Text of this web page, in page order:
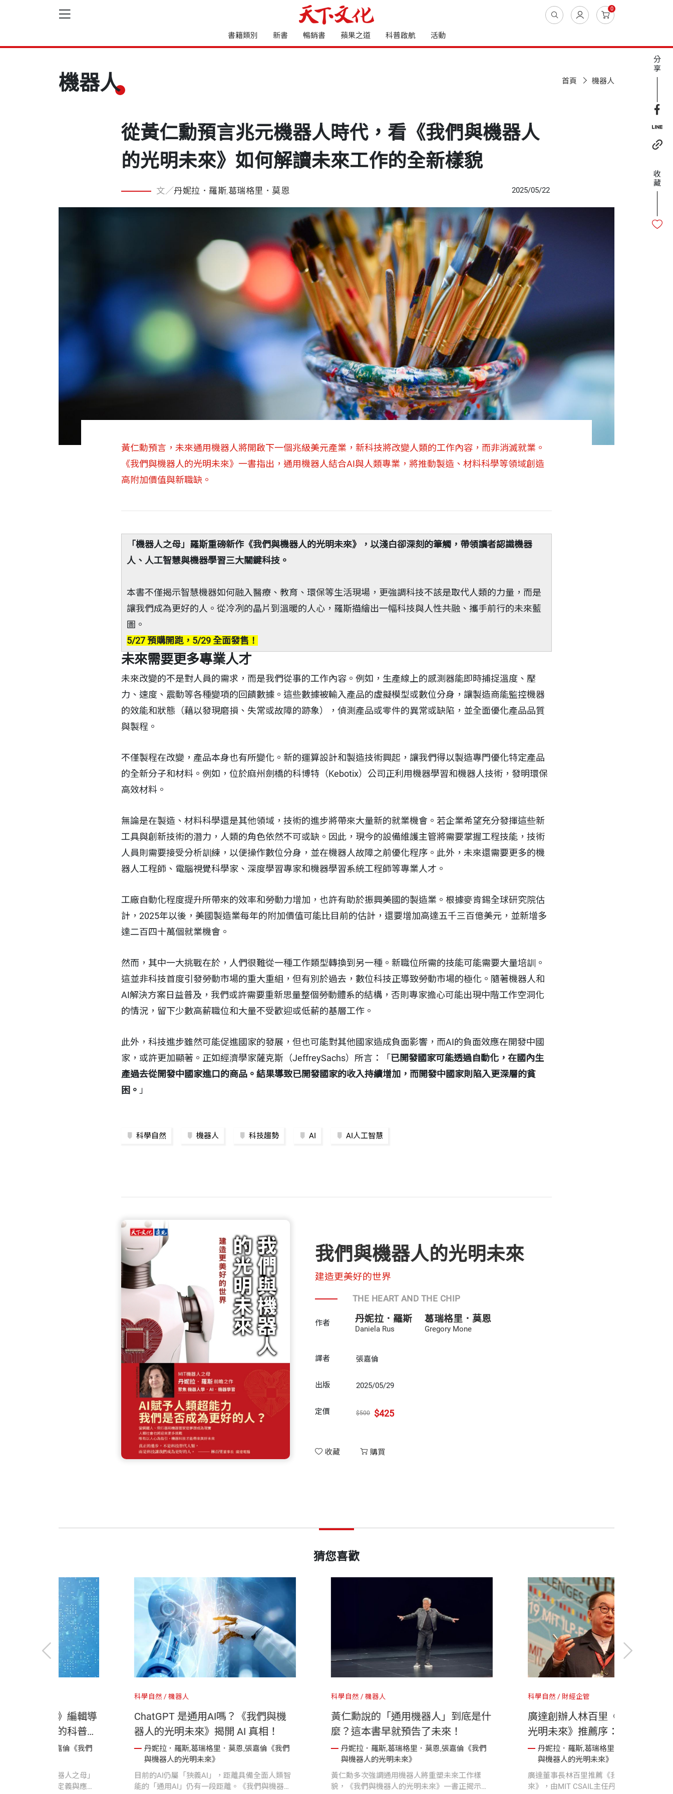
0
書籍類別 新書 暢銷書 蘋果之道 科普啟航 活動
機器人 首頁 機器人
從黃仁勳預言兆元機器人時代，看《我們與機器人
的光明未來》如何解讀未來工作的全新樣貌
文／丹妮拉．羅斯,葛瑞格里．莫恩 2025/05/22
黃仁勳預言，未來通用機器人將開啟下一個兆級美元產業，新科技將改變人類的工作內容，而非消滅就業。
《我們與機器人的光明未來》一書指出，通用機器人結合AI與人類專業，將推動製造、材料科學等領域創造
高附加價值與新職缺。
「機器人之母」羅斯重磅新作《我們與機器人的光明未來》，以淺白卻深刻的筆觸，帶領讀者認識機器
人、人工智慧與機器學習三大關鍵科技。
本書不僅揭示智慧機器如何融入醫療、教育、環保等生活現場，更強調科技不該是取代人類的力量，而是
讓我們成為更好的人。從冷冽的晶片到溫暖的人心，羅斯描繪出一幅科技與人性共融、攜手前行的未來藍
圖。
5/27 預購開跑，5/29 全面發售！
未來需要更多專業人才
未來改變的不是對人員的需求，而是我們從事的工作內容。例如，生產線上的感測器能即時捕捉溫度、壓
力、速度、震動等各種變項的回饋數據。這些數據被輸入產品的虛擬模型或數位分身，讓製造商能監控機器
的效能和狀態（藉以發現磨損、失常或故障的跡象），偵測產品或零件的異常或缺陷，並全面優化產品品質
與製程。
不僅製程在改變，產品本身也有所變化。新的運算設計和製造技術興起，讓我們得以製造專門優化特定產品
的全新分子和材料。例如，位於麻州劍橋的科博特（Kebotix）公司正利用機器學習和機器人技術，發明環保
高效材料。
無論是在製造、材料科學還是其他領域，技術的進步將帶來大量新的就業機會。若企業希望充分發揮這些新
工具與創新技術的潛力，人類的角色依然不可或缺。因此，現今的設備維護主管將需要掌握工程技能，技術
人員則需要接受分析訓練，以便操作數位分身，並在機器人故障之前優化程序。此外，未來還需要更多的機
器人工程師、電腦視覺科學家、深度學習專家和機器學習系統工程師等專業人才。
工廠自動化程度提升所帶來的效率和勞動力增加，也許有助於振興美國的製造業。根據麥肯錫全球研究院估
計，2025年以後，美國製造業每年的附加價值可能比目前的估計，還要增加高達五千三百億美元，並新增多
達二百四十萬個就業機會。
然而，其中一大挑戰在於，人們很難從一種工作類型轉換到另一種。新職位所需的技能可能需要大量培訓。
這並非科技首度引發勞動市場的重大重組，但有別於過去，數位科技正導致勞動市場的極化。隨著機器人和
AI解決方案日益普及，我們或許需要重新思量整個勞動體系的結構，否則專家擔心可能出現中階工作空洞化
的情況，留下少數高薪職位和大量不受歡迎或低薪的基層工作。
此外，科技進步雖然可能促進國家的發展，但也可能對其他國家造成負面影響，而AI的負面效應在開發中國
家，或許更加顯著。正如經濟學家薩克斯（JeffreySachs）所言：「 已開發國家可能透過自動化，在國內生
產過去從開發中國家進口的商品。結果導致已開發國家的收入持續增加，而開發中國家則陷入更深層的貧
困。 」
科學自然 機器人 科技趨勢 AI AI人工智慧
我們與機器人的光明未來
建造更美好的世界
THE HEART AND THE CHIP
作者 丹妮拉．羅斯
Daniela Rus
葛瑞格里．莫恩
Gregory Mone
譯者 張嘉倫
出版 2025/05/29
定價 $500 $425
收藏 購買
猜您喜歡
機教授羅仁權推薦《我們與機
光明未來》：人類始終掌握著
的控制權，我們應擅於發揮人
．羅斯,葛瑞格里．莫恩,張嘉倫《我們
大學電機系名譽教授羅仁權撰文推薦
機器人的光明未來》，深入淺出介紹AI
科學自然
《我們與機器人的光明未來》編輯導
讀：不只是一本關於機器人的科普著
作，更是一部融合科技、想像與倫理
的未來之書！
丹妮拉．羅斯,葛瑞格里．莫恩,張嘉倫《我們
與機器人的光明未來》
《我們與機器人的光明未來》由「機器人之母」
丹妮拉・羅斯撰寫，深入探討機器人定義與應
科學自然
ChatGPT 是通用AI嗎？《我們與機
器人的光明未來》揭開 AI 真相！
丹妮拉．羅斯,葛瑞格里．莫恩,張嘉倫《我們
與機器人的光明未來》
目前的AI仍屬「狹義AI」，距離具備全面人類智
能的「通用AI」仍有一段距離。《我們與機器人
科學自然
黃仁勳說的「通用機器
麼？這本書早就預告了
丹妮拉．羅斯,葛瑞格里．莫
與機器人的光明未來》
黃仁勳多次強調通用機器人將
貌，《我們與機器人的光明未
分
享
收
藏